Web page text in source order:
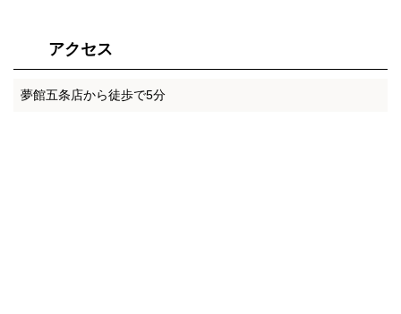
アクセス
夢館五条店から徒歩で5分